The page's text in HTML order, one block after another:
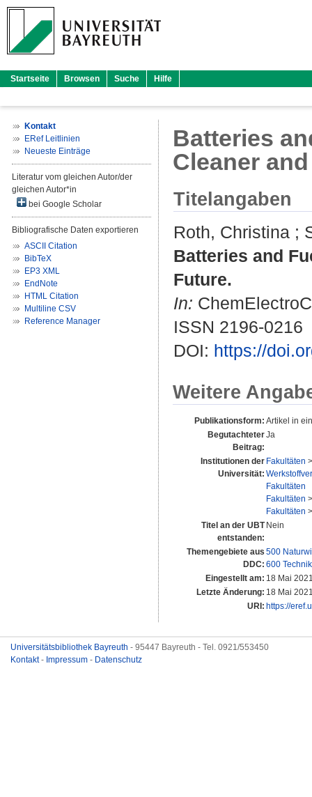
Startseite Browsen Suche Hilfe
Kontakt
ERef Leitlinien
Neueste Einträge
Literatur vom gleichen Autor/der
gleichen Autor*in
bei Google Scholar
Bibliografische Daten exportieren
ASCII Citation
BibTeX
EP3 XML
EndNote
HTML Citation
Multiline CSV
Reference Manager
Batteries
Cleaner
Titelangaben
Roth, Christina ;
Batteries and
Future.
In:
ISSN 2196-0216
DOI: https://
Weitere
Publikationsform: Artikel in
Begutachteter
Beitrag:
Ja
Institutionen der
Universität:
Fakultäten
Fakultäten
Fakultäten
Fakultäten
Titel an der UBT
entstanden:
Nein
Themengebiete aus
DDC:
500
600
Eingestellt am: 18 Mai
Letzte Änderung: 18 Mai
URI: https://
Universitätsbibliothek Bayreuth - 95447 Bayreuth - Tel. 0921/553450
Kontakt- Impressum - Datenschutz